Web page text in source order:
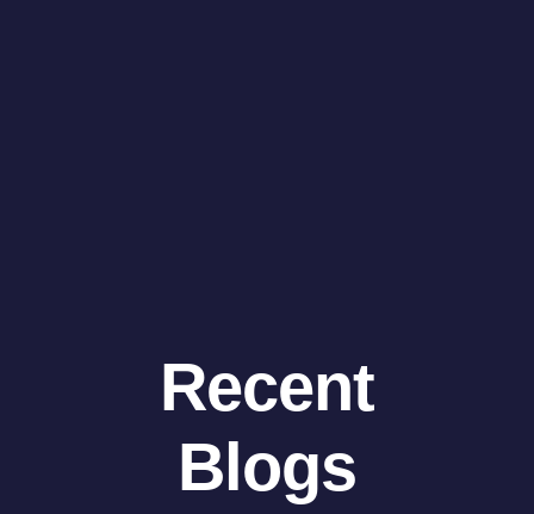
Recent
Blogs